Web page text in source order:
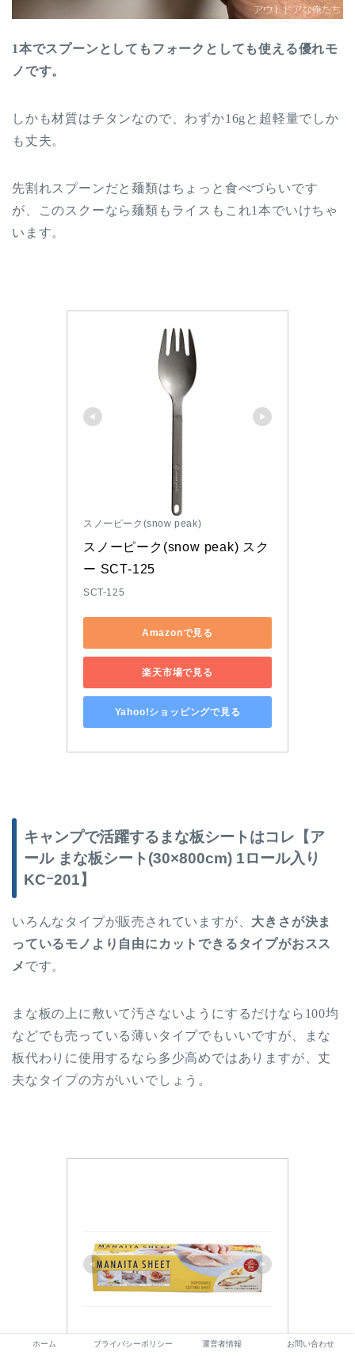
1本でスプーンとしてもフォークとしても使える優れモ
ノです。
しかも材質はチタンなので、わずか16g と超軽量でしか
も丈夫。
先割れスプーンだと麺類はちょっと食べづらいです
が、このスクーなら麺類もライスもこれ1本でいけちゃ
います。
スノーピーク(snow peak)
スノーピーク(snow peak) スク
ー SCT-125
SCT-125
Amazonで見る
楽天市場で見る
Yahoo!ショッピングで見る
キャンプで活躍するまな板シートはコレ【ア
ール まな板シート(30×800cm) 1ロール入り
KCｰ201】
いろんなタイプが販売されていますが、 大きさが決ま
っているモノより自由にカットできるタイプがおスス
メ です。
まな板の上に敷いて汚さないようにするだけなら 100均
などでも売っている薄いタイプでもいいですが、まな
板代わりに使用するなら多少高めではありますが、丈
夫なタイプの方がいいでしょう。
ホーム プライバシーポリシー 運営者情報 お問い合わせ